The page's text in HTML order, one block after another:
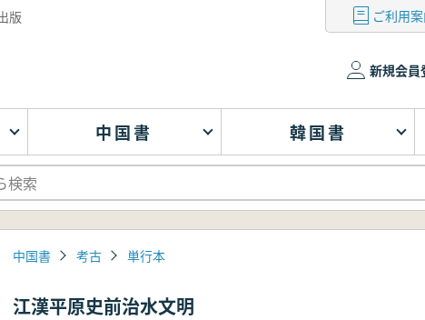
版 ご利用
新規会員
中国書 韓国書
中国書 考古 単行本
江漢平原史前治水文明